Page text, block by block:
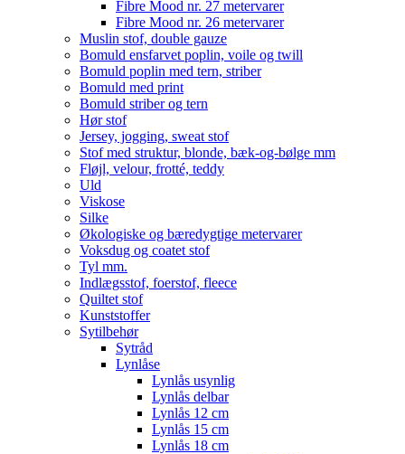
Fibre Mood nr. 27 metervarer
Fibre Mood nr. 26 metervarer
Muslin stof, double gauze
Bomuld ensfarvet poplin, voile og twill
Bomuld poplin med tern, striber
Bomuld med print
Bomuld striber og tern
Hør stof
Jersey, jogging, sweat stof
Stof med struktur, blonde, bæk-og-bølge mm
Fløjl, velour, frotté, teddy
Uld
Viskose
Silke
Økologiske og bæredygtige metervarer
Voksdug og coatet stof
Tyl mm.
Indlægsstof, foerstof, fleece
Quiltet stof
Kunststoffer
Sytilbehør
Sytråd
Lynlåse
Lynlås usynlig
Lynlås delbar
Lynlås 12 cm
Lynlås 15 cm
Lynlås 18 cm